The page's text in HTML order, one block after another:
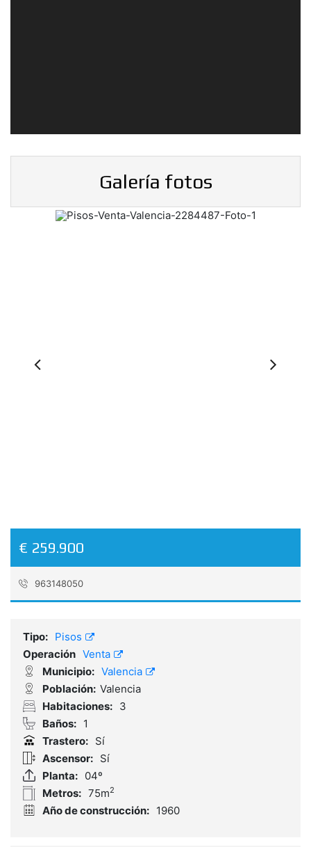
Galería fotos
€ 259.900
963148050
Tipo: Pisos
Operación Venta
Municipio: Valencia
Población: Valencia
Habitaciones: 3
Baños: 1
Trastero: Sí
Ascensor: Sí
Planta: 04º
Metros: 75m2
Año de construcción: 1960